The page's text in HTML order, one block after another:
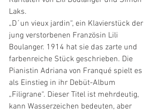
Laks.
„D´un vieux jardin“, ein Klavierstück der
jung verstorbenen Französin Lili
Boulanger. 1914 hat sie das zarte und
farbenreiche Stück geschrieben. Die
Pianistin Adriana von Franqué spielt es
als Einstieg in ihr Debüt-Album
„Filigrane“. Dieser Titel ist mehrdeutig,
kann Wasserzeichen bedeuten, aber